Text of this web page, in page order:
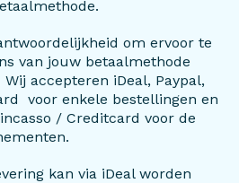
om ervoor te
van jouw betaalmethode
accepteren iDeal, Paypal,
voor enkele bestellingen en
/ Creditcard voor de
kan via iDeal worden